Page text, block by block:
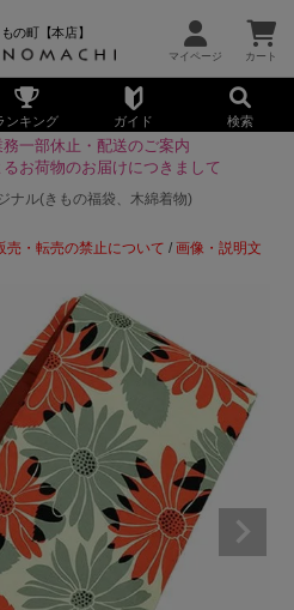
の町【本店】
ンキング ガイド 検索
一部休止・配送のご案内
るお荷物のお届けにつきまして
ナル(きもの福袋、木綿着物)
売・転売の禁止について /画像・説明文